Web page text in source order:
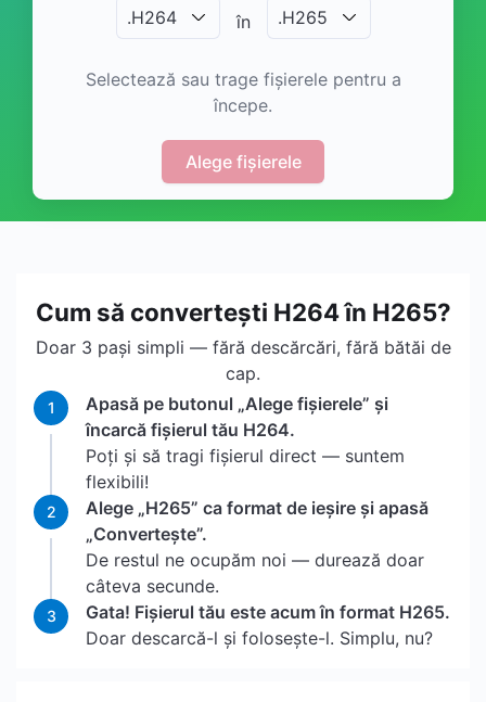
.H264 în .H265
Selectează sau trage fișierele pentru a
începe.
Alege fișierele
Cum să convertești H264 în H265?
Doar 3 pași simpli — fără descărcări, fără bătăi de
cap.
1
Apasă pe butonul „Alege fișierele” și
încarcă fișierul tău H264.
Poți și să tragi fișierul direct — suntem
flexibili!
2
Alege „H265” ca format de ieșire și apasă
„Convertește”.
De restul ne ocupăm noi — durează doar
câteva secunde.
3
Gata! Fișierul tău este acum în format H265.
Doar descarcă-l și folosește-l. Simplu, nu?